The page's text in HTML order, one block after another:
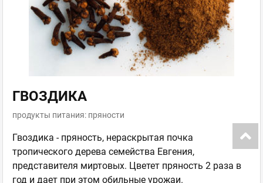
ГВОЗДИКА
продукты питания: пряности
Гвоздика - пряность, нераскрытая почка
тропического дерева семейства Евгения,
представителя миртовых. Цветет пряность 2 раза в
год и дает при этом обильные урожаи.